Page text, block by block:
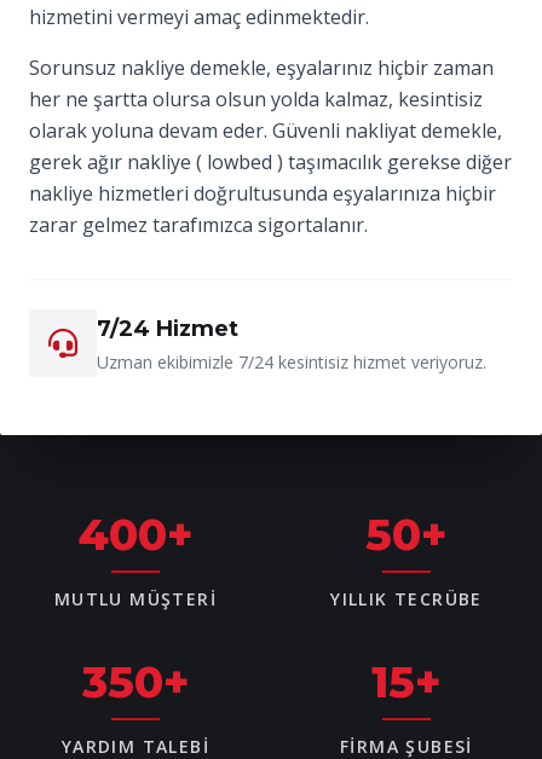
hizmetini vermeyi amaç edinmektedir.
Sorunsuz nakliye demekle, eşyalarınız hiçbir zaman
her ne şartta olursa olsun yolda kalmaz, kesintisiz
olarak yoluna devam eder. Güvenli nakliyat demekle,
gerek ağır nakliye ( lowbed ) taşımacılık gerekse diğer
nakliye hizmetleri doğrultusunda eşyalarınıza hiçbir
zarar gelmez tarafımızca sigortalanır.
7/24 Hizmet
Uzman ekibimizle 7/24 kesintisiz hizmet veriyoruz.
400+
MUTLU MÜŞTERI
50+
YILLIK TECRÜBE
350+
YARDIM TALEBI
15+
FIRMA ŞUBESI